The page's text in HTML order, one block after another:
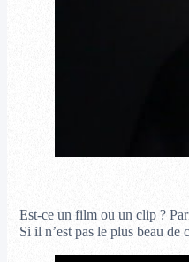
Est-ce un film ou un clip ?
Si il n’est pas le plus beau de